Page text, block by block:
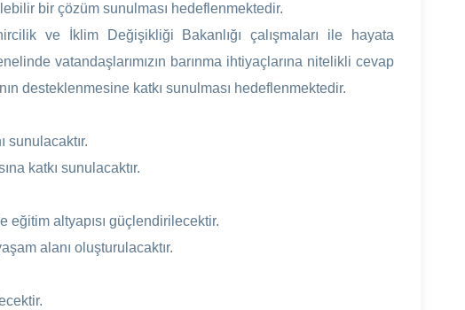
bir çözüm sunulması hedeflenmektedir.
ve İklim Değişikliği Bakanlığı çalışmaları ile hayata
vatandaşlarımızın barınma ihtiyaçlarına nitelikli cevap
desteklenmesine katkı sunulması hedeflenmektedir.
sunulacaktır.
katkı sunulacaktır.
altyapısı güçlendirilecektir.
alanı oluşturulacaktır.